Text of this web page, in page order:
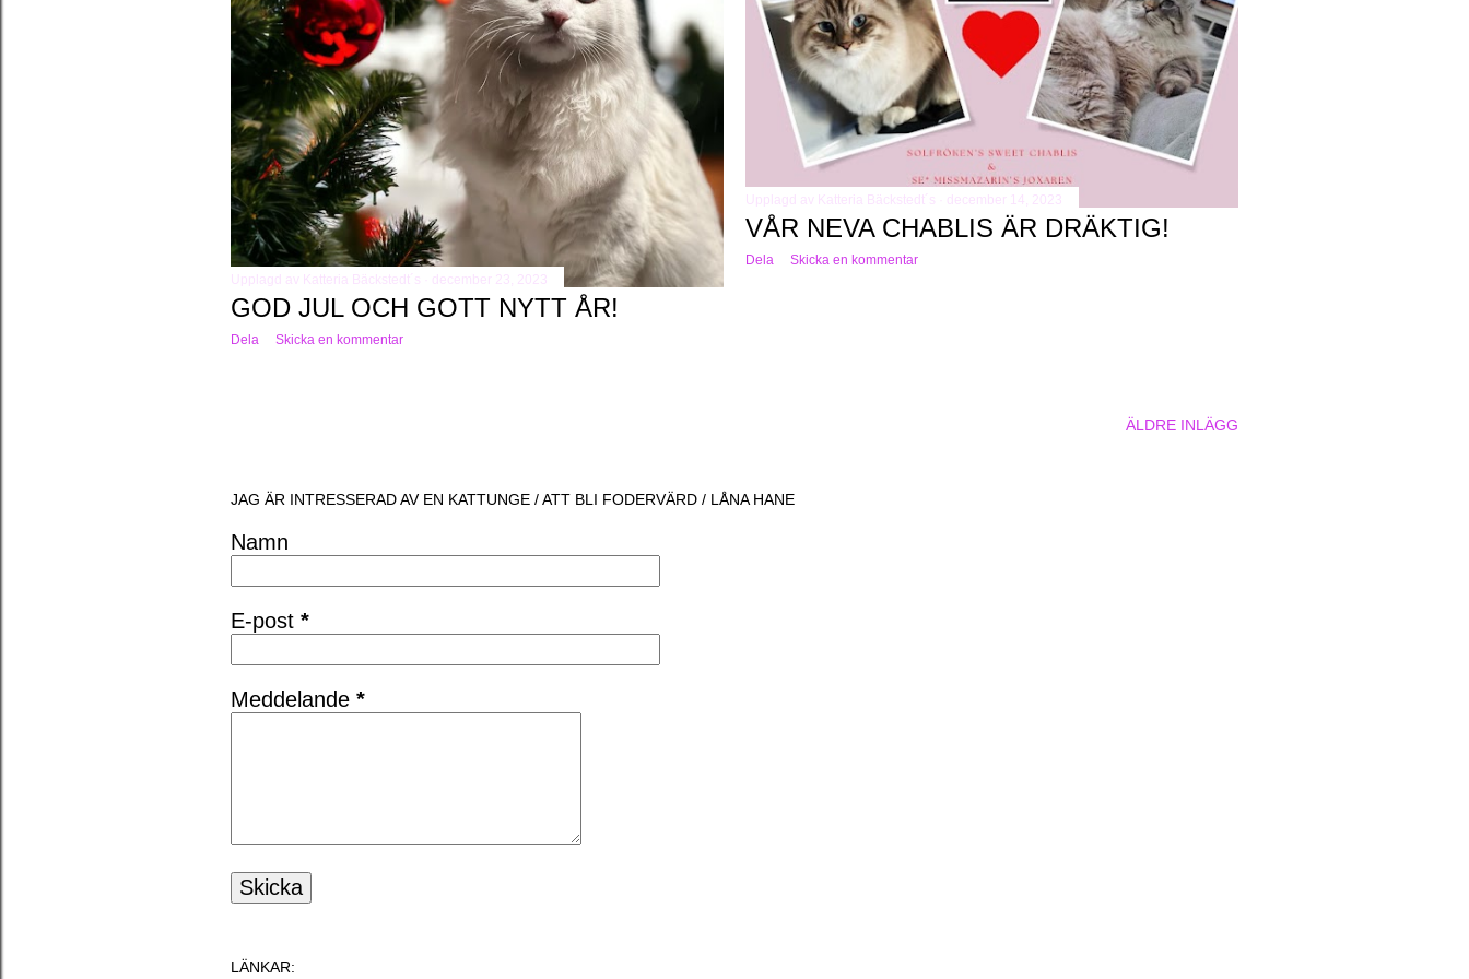
Upplagd av Katteria Bäckstedt´s december 23, 2023
GOD JUL OCH GOTT NYTT ÅR!
Dela Skicka en kommentar
Upplagd av Katteria Bäckstedt´s december 14, 2023
VÅR NEVA CHABLIS ÄR DRÄKTIG!
Dela Skicka en kommentar
ÄLDRE INLÄGG
JAG ÄR INTRESSERAD AV EN KATTUNGE / ATT BLI FODERVÄRD / LÅNA HANE
Namn
E-post *
Meddelande *
LÄNKAR: